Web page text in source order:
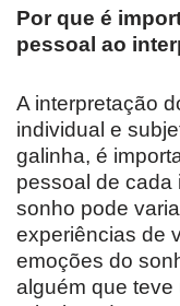
Por que é
pessoal ao
A interpretação
individual e
galinha, é
pessoal de cada
sonho pode
experiências de
emoções do
alguém que